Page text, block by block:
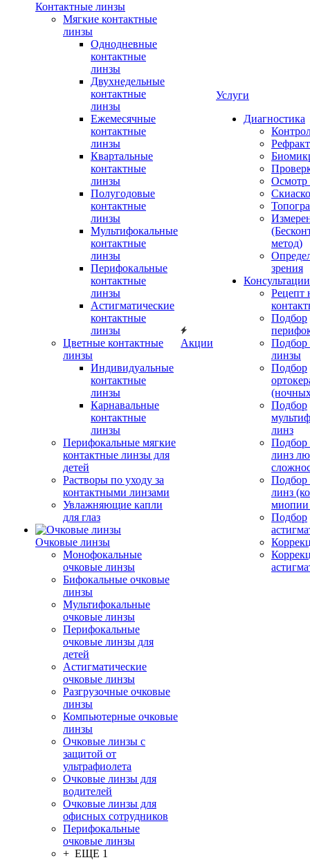
Контактные линзы
Мягкие контактные
линзы
Однодневные
контактные
линзы
Двухнедельные
контактные
линзы
Ежемесячные
контактные
линзы
Квартальные
контактные
линзы
Полугодовые
контактные
линзы
Мультифокальные
контактные
линзы
Перифокальные
контактные
линзы
Астигматические
контактные
линзы
Цветные контактные
линзы
Индивидуальные
контактные
линзы
Карнавальные
контактные
линзы
Перифокальные мягкие
контактные линзы для
детей
Растворы по уходу за
контактными линзами
Увлажняющие капли
для глаз
Очковые линзы
Монофокальные
очковые линзы
Бифокальные очковые
линзы
Мультифокальные
очковые линзы
Перифокальные
очковые линзы для
детей
Астигматические
очковые линзы
Разгрузочные очковые
линзы
Компьютерные очковые
линзы
Очковые линзы с
защитой от
ультрафиолета
Очковые линзы для
водителей
Очковые линзы для
офисных сотрудников
Перифокальные
очковые линзы
+ ЕЩЕ 1
Акции
Услуги
Диагностика
Осмотр
метод)
зрения
Рецепт
Подбор
Подбор
линзы
Подбор
Подбор
линз
Подбор
линз
Подбор
линз
миопии
Подбор